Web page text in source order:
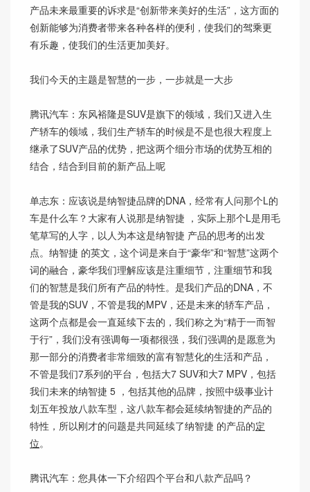
产品未来最重要的诉求是“创新带来美好的生活”，这方面的
创新能够为消费者带来各种各样的便利，使我们的驾乘更
有乐趣，使我们的生活更加美好。
我们今天的主题是智慧的一步，一步就是一大步
腾讯汽车：东风裕隆是SUV是旗下的领域，我们又进入生
产轿车的领域，我们生产轿车的时候是不是也很大程度上
继承了SUV产品的优势，把这两个细分市场的优势互相的
结合，结合到目前的新产品上呢
单志东：应该说是纳智捷品牌的DNA，经常有人问那个L的
车是什么车？大家有人说那是纳智捷 ，实际上那个L是用毛
笔草写的人字，以人为本这是纳智捷 产品的思考的出发
点。纳智捷 的英文，这个词是来自于“豪华”和“智慧”这两个
词的融合，豪华我们理解应该是注重细节，注重细节和我
们的智慧是我们所有产品的特性。是我们产品的DNA，不
管是我的SUV，不管是我的MPV，还是未来的轿车产品，
这两个点都是会一直延续下去的，我们称之为“精于一而智
于行”，我们没有强调每一项都很强，我们强调的是愿意为
那一部分的消费者非常细致的富有智慧化的生活和产品，
不管是我们7系列的平台，包括大7 SUV和大7 MPV，包括
我们未来的纳智捷 5 ，包括其他的品牌，按照中级事业计
划五年投放八款车型，这八款车都会延续纳智捷的产品的
特性，所以刚才的问题是共同延续了纳智捷 的产品的定
位。
腾讯汽车：您具体一下介绍四个平台和八款产品吗？